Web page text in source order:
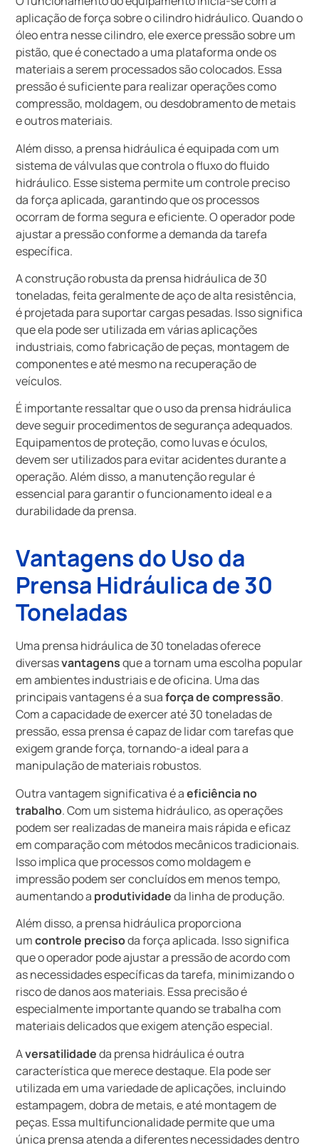
aplicação de força sobre o cilindro hidráulico. Quando o
óleo entra nesse cilindro, ele exerce pressão sobre um
pistão, que é conectado a uma plataforma onde os
materiais a serem processados são colocados. Essa
pressão é suficiente para realizar operações como
compressão, moldagem, ou desdobramento de metais
e outros materiais.
Além disso, a prensa hidráulica é equipada com um
sistema de válvulas que controla o fluxo do fluido
hidráulico. Esse sistema permite um controle preciso
da força aplicada, garantindo que os processos
ocorram de forma segura e eficiente. O operador pode
ajustar a pressão conforme a demanda da tarefa
específica.
A construção robusta da prensa hidráulica de 30
toneladas, feita geralmente de aço de alta resistência,
é projetada para suportar cargas pesadas. Isso significa
que ela pode ser utilizada em várias aplicações
industriais, como fabricação de peças, montagem de
componentes e até mesmo na recuperação de
veículos.
É importante ressaltar que o uso da prensa hidráulica
deve seguir procedimentos de segurança adequados.
Equipamentos de proteção, como luvas e óculos,
devem ser utilizados para evitar acidentes durante a
operação. Além disso, a manutenção regular é
essencial para garantir o funcionamento ideal e a
durabilidade da prensa.
Vantagens do Uso da
Prensa Hidráulica de 30
Toneladas
Uma prensa hidráulica de 30 toneladas oferece
diversasvantagensque a tornam uma escolha popular
em ambientes industriais e de oficina. Uma das
principais vantagens é a suaforça de compressão.
Com a capacidade de exercer até 30 toneladas de
pressão, essa prensa é capaz de lidar com tarefas que
exigem grande força, tornando-a ideal para a
manipulação de materiais robustos.
Outra vantagem significativa é aeficiência no
trabalho. Com um sistema hidráulico, as operações
podem ser realizadas de maneira mais rápida e eficaz
em comparação com métodos mecânicos tradicionais.
Isso implica que processos como moldagem e
impressão podem ser concluídos em menos tempo,
aumentando a produtividadeda linha de produção.
Além disso, a prensa hidráulica proporciona
umcontrole precisoda força aplicada. Isso significa
que o operador pode ajustar a pressão de acordo com
as necessidades específicas da tarefa, minimizando o
risco de danos aos materiais. Essa precisão é
especialmente importante quando se trabalha com
materiais delicados que exigem atenção especial.
Aversatilidadeda prensa hidráulica é outra
característica que merece destaque. Ela pode ser
utilizada em uma variedade de aplicações, incluindo
estampagem, dobra de metais, e até montagem de
peças. Essa multifuncionalidade permite que uma
única prensa atenda a diferentes necessidades dentro